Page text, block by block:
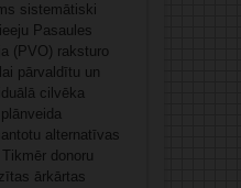
sistemātiski
Pasaules
(PVO) raksturo
pārvaldītu un
cilvēka
alternatīvas
donoru
ārkārtas